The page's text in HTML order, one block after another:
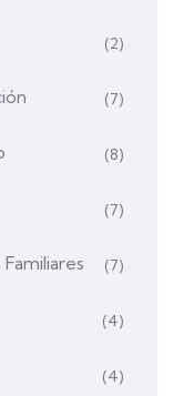
(2)
(7)
(8)
(7)
(7)
(4)
(4)